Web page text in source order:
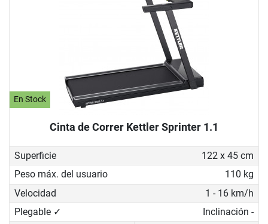
En Stock
Cinta de Correr Kettler Sprinter 1.1
Superficie
122 x 45 cm
Peso máx. del usuario
110 kg
Velocidad
1 - 16 km/h
Plegable ✓
Inclinación -